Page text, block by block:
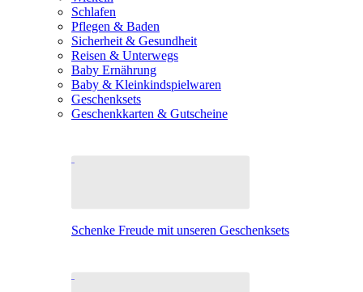
Schlafen
Pflegen & Baden
Sicherheit & Gesundheit
Reisen & Unterwegs
Baby Ernährung
Baby & Kleinkindspielwaren
Geschenksets
Geschenkkarten & Gutscheine
Schenke Freude mit unseren Geschenksets